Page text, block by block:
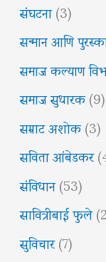
संघटना(3)
सन्मान आणि
समाज कल्याण
समाज सुधारक(9)
सम्राट अशोक(3)
सविता आंबेडकर
संविधान(53)
सावित्रीबाई फुले
सुविचार(7)